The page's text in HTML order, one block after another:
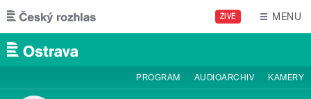
Přejít k hlavnímu obsahu
ŽIVĚ MENU
PROGRAM AUDIOARCHIV KAMERY